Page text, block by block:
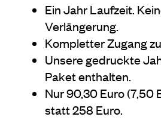
Ein Jahr Laufzeit.
Verlängerung.
Kompletter Zugang
Unsere gedruckte
Paket enthalten.
Nur 90,30 Euro (7,50
statt 258 Euro.